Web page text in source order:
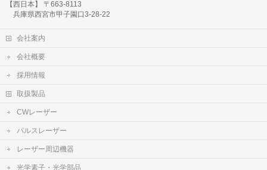
【西日本】 〒663-8113
兵庫県西宮市甲子園口3-28-22
会社案内
会社概要
採用情報
取扱製品
CWレーザー
パルスレーザー
レーザー周辺機器
光学素子・光学部品